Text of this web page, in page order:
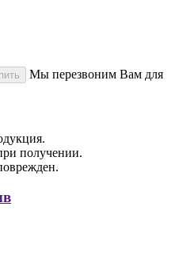
Мы перезвоним Вам для
получении.